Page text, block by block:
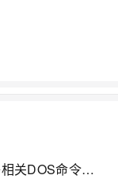
【TCP/IP】【调试】Windows常用网络相关DOS命令一览